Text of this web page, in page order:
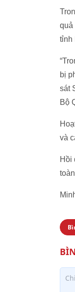
quả
tỉnh
bị
sát
Bộ
và
Hồi